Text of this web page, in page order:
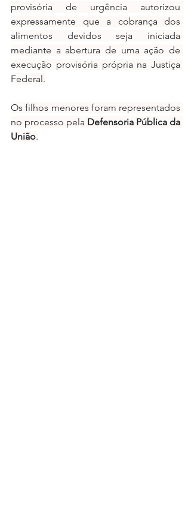
provisória de urgência autorizou
expressamente que a cobrança dos
alimentos devidos seja iniciada
mediante a abertura de uma ação de
execução provisória própria na Justiça
Federal.
Os filhos menores foram representados
no processo pela Defensoria Pública da
União.